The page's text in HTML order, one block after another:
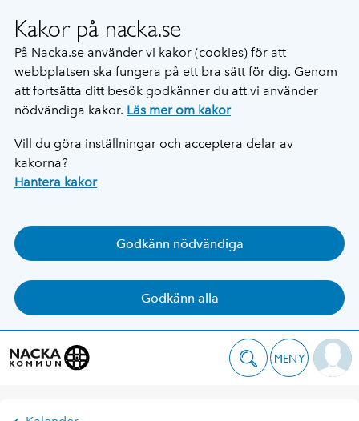
Kakor på nacka.se
På Nacka.se använder vi kakor (cookies) för att
webbplatsen ska fungera på ett bra sätt för dig. Genom
att fortsätta ditt besök godkänner du att vi använder
nödvändiga kakor. Läs mer om kakor
Vill du göra inställningar och acceptera delar av
kakorna?
Hantera kakor
Godkänn nödvändiga
Godkänn alla
MENY